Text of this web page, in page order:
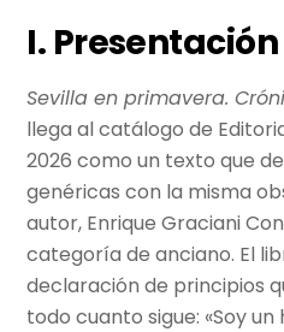
I. Presentación
Sevilla en primavera.
llega al catálogo de
2026 como un texto que
genéricas con la misma
autor, Enrique Graciani
categoría de anciano. El
declaración de principios
todo cuanto sigue: «Soy